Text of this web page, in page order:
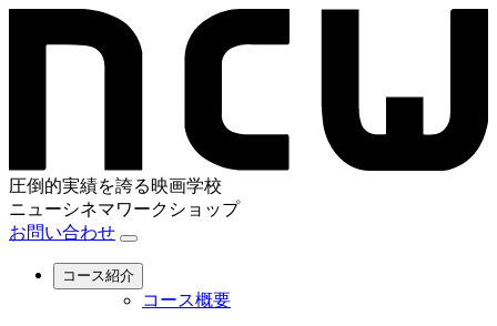
圧倒的実績を誇る映画学校
ニューシネマワークショップ
お問い合わせ
コース紹介
コース概要